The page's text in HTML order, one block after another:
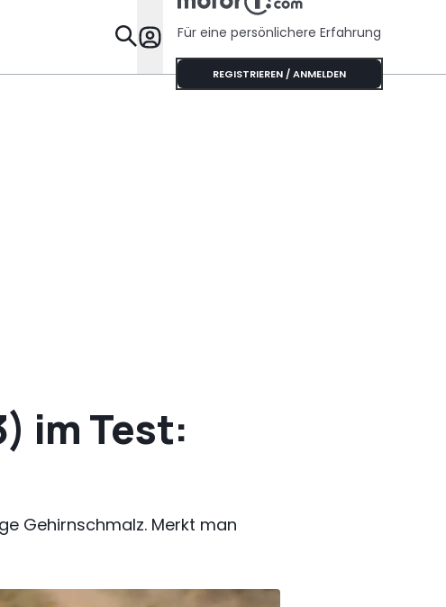
Specials
Für eine persönlichere Erfahrung
REGISTRIEREN / ANMELDEN
im Test:
Gehirnschmalz. Merkt man
Handschaltung?